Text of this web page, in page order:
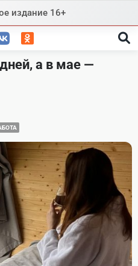
издание 16+
а в мае —